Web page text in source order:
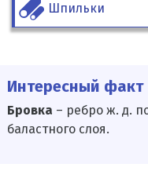
Шпильки
Интересный факт
Бровка – ребро ж. д.
баластного слоя.